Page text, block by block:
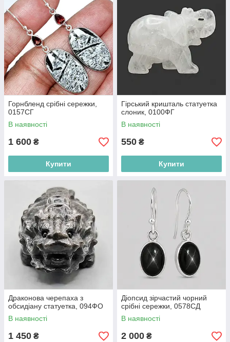
Горнбленд срібні сережки,
0157СГ
В наявності
1 600 ₴
Купити
Гірський кришталь статуетка
слоник, 0100ФГ
В наявності
550 ₴
Купити
Драконова черепаха з
обсидіану статуетка, 094ФО
В наявності
1 450 ₴
Діопсид зірчастий чорний
срібні сережки, 0578СД
В наявності
2 000 ₴